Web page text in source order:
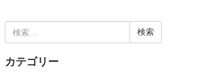
索:
カテゴリー